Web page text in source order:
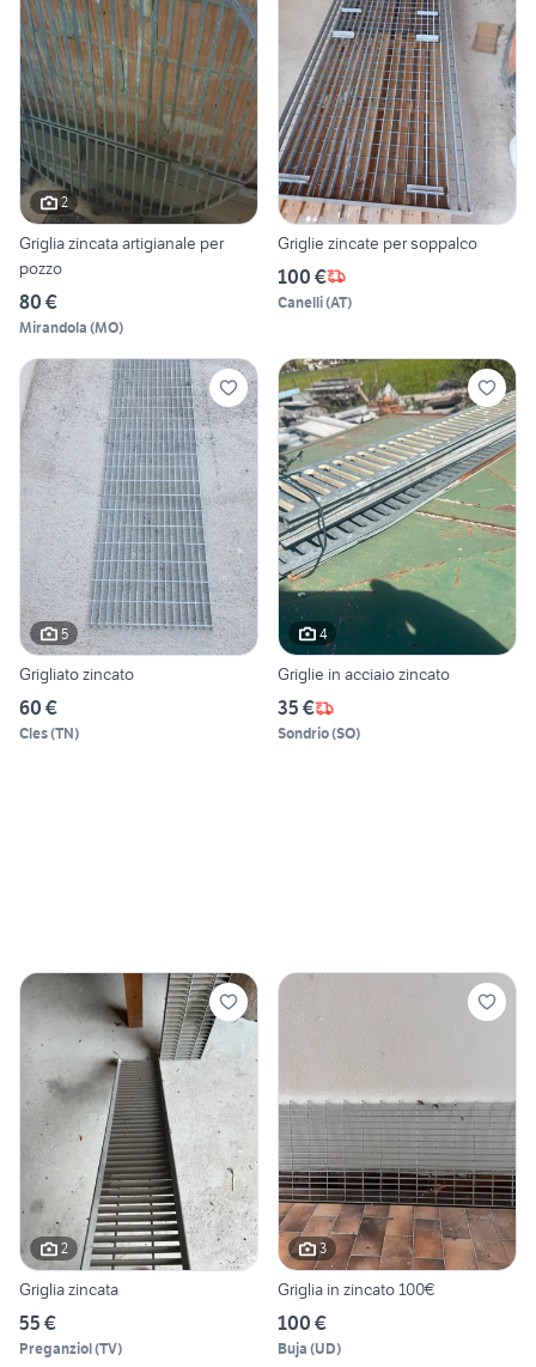
2
Griglia zincata artigianale per
pozzo
80 €
Mirandola (MO)
Griglie zincate per soppalco
100 €
Canelli(AT)
5
Grigliato zincato
60 €
Cles(TN)
4
Griglie in acciaio zincato
35 €
Sondrio(SO)
2
Griglia zincata
55 €
Preganziol(TV)
3
Griglia in zincato 100€
100 €
Buja (UD)